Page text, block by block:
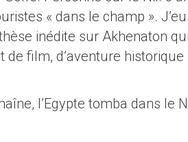
« dans le champ ».
inédite sur Akhenaton qui
film, d’aventure historique
l’Egypte tomba dans le